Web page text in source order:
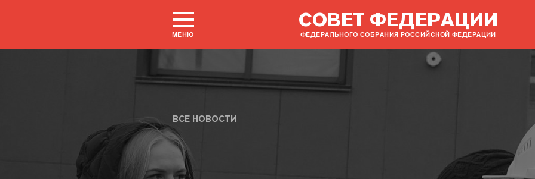
МЕНЮ
СОВЕТ ФЕДЕРАЦИИ
ФЕДЕРАЛЬНОГО СОБРАНИЯ РОССИЙСКОЙ ФЕДЕРАЦИИ
ВСЕ НОВОСТИ